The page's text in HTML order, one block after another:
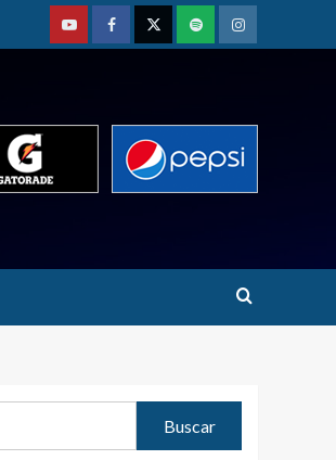
YoutubeFacebookTwitterPodcastInstagram